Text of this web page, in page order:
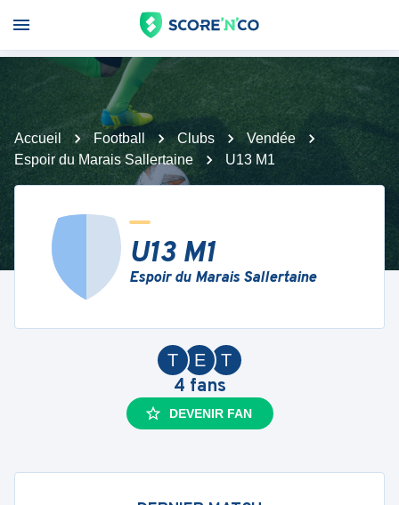
Accueil Football Clubs
Vendée
Espoir du Marais Sallertaine
U13 M1
U13 M1
Espoir du Marais Sallertaine
T
E
T
4 fans
DEVENIR FAN